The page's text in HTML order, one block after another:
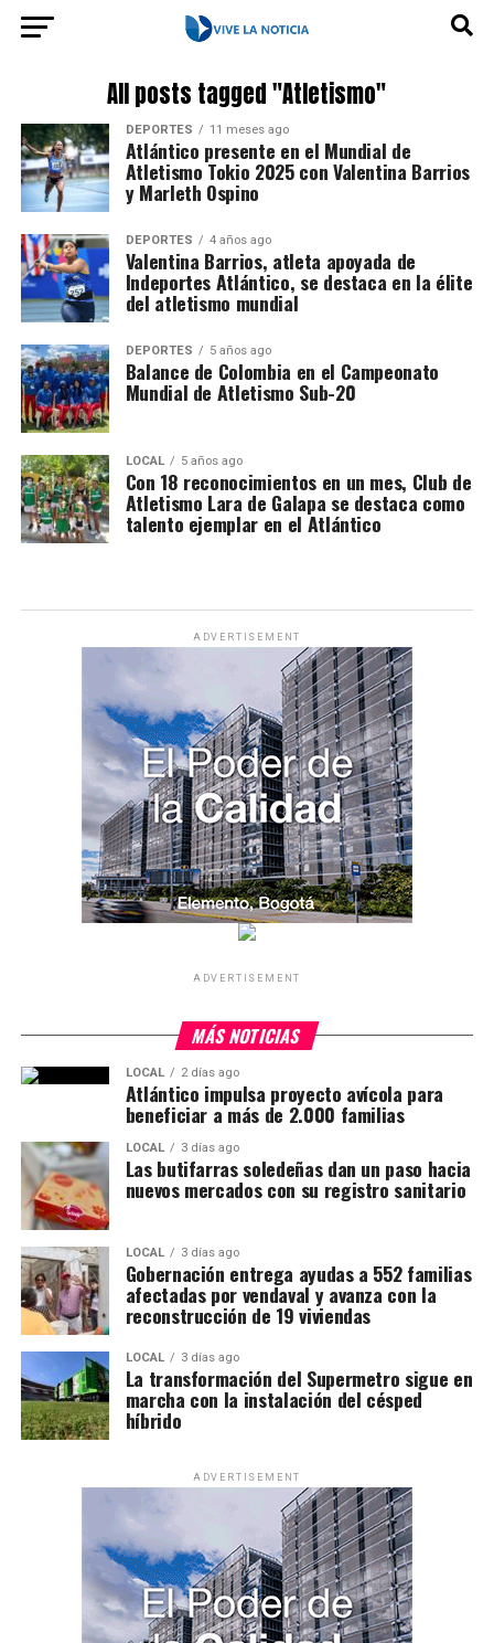
All posts tagged "Atletismo"
DEPORTES 11 meses ago
Atlántico presente en el Mundial de
Atletismo Tokio 2025 con Valentina Barrios
y Marleth Ospino
DEPORTES 4 años ago
Valentina Barrios, atleta apoyada de
Indeportes Atlántico, se destaca en la élite
del atletismo mundial
DEPORTES 5 años ago
Balance de Colombia en el Campeonato
Mundial de Atletismo Sub-20
LOCAL 5 años ago
Con 18 reconocimientos en un mes, Club de
Atletismo Lara de Galapa se destaca como
talento ejemplar en el Atlántico
ADVERTISEMENT
ADVERTISEMENT
MÁS NOTICIAS
LOCAL 2 días ago
Atlántico impulsa proyecto avícola para
beneficiar a más de 2.000 familias
LOCAL 3 días ago
Las butifarras soledeñas dan un paso hacia
nuevos mercados con su registro sanitario
LOCAL 3 días ago
Gobernación entrega ayudas a 552 familias
afectadas por vendaval y avanza con la
reconstrucción de 19 viviendas
LOCAL 3 días ago
La transformación del Supermetro sigue en
marcha con la instalación del césped
híbrido
ADVERTISEMENT